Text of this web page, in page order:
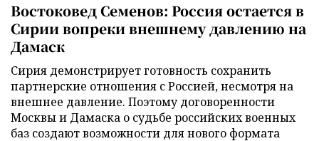
Востоковед Семенов: Россия остается в
Сирии вопреки внешнему давлению на
Дамаск
Сирия демонстрирует готовность сохранить
партнерские отношения с Россией, несмотря на
внешнее давление. Поэтому договоренности
Москвы и Дамаска о судьбе российских военных
баз создают возможности для нового формата